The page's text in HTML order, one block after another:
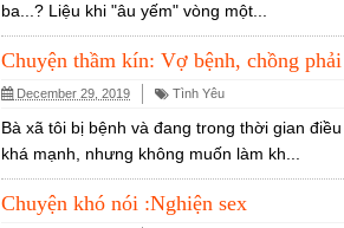
ba...? Liệu khi "âu yếm" vòng một...
Chuyện thầm kín: Vợ bệnh, chồng
December 29, 2019 Tình Yêu
Bà xã tôi bị bệnh và đang trong thời gian
khá mạnh, nhưng không muốn làm kh...
Chuyện khó nói :Nghiện sex